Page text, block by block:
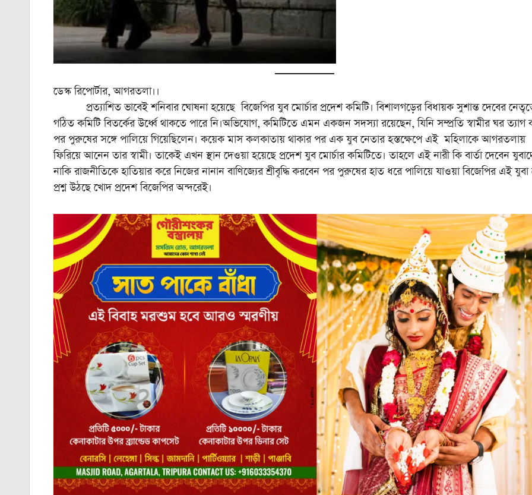
ডেস্ক রিপোর্টার, আগরতলা।।
প্রত্যাশিত ভাবেই শনিবার ঘোষনা হয়েছে বিজেপির যুব মোর্চার প্রদেশ কমিটি। বিশালগড়ের বিধায়ক সুশান্ত দেবের
গঠিত কমিটি বিতর্কের উর্ধ্বে থাকতে পারে নি।অভিযোগ, কমিটিতে এমন একজন সদস্যা রয়েছেন, যিনি সম্প্রতি স্বামীর ঘর ত্যাগ
পর পুরুষের সঙ্গে পালিয়ে গিয়েছিলেন। কয়েক মাস কলকাতায় থাকার পর এক যুব নেতার হস্তক্ষেপে এই মহিলাকে আগরতলায়
ফিরিয়ে আনেন তার স্বামী। তাকেই এখন স্থান দেওয়া হয়েছে প্রদেশ যুব মোর্চার কমিটিতে। তাহলে এই নারী কি বার্তা দেবেন
নাকি রাজনীতিকে হাতিয়ার করে নিজের নানান বাণিজ্যের শ্রীবৃদ্ধি করবেন পর পুরুষের হাত ধরে পালিয়ে যাওয়া বিজেপির এই যুবা
প্রশ্ন উঠছে খোদ প্রদেশ বিজেপির অন্দরেই।